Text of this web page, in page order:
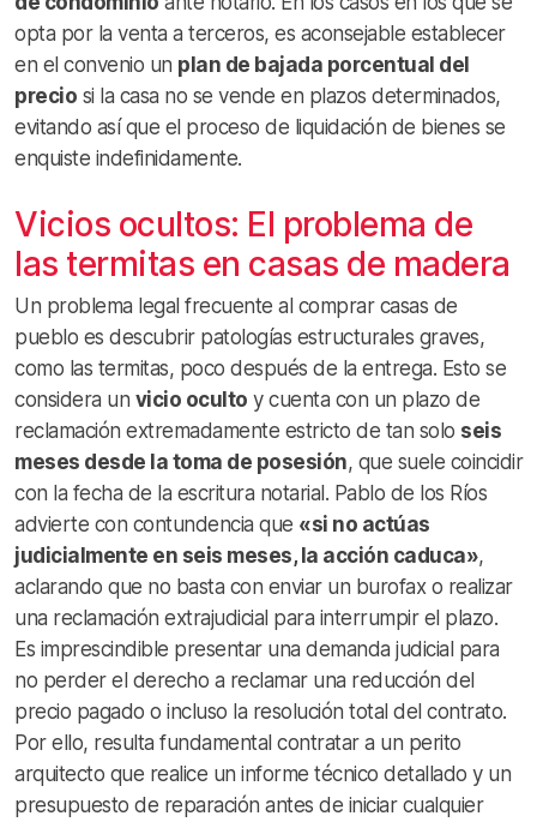
opta por la venta a terceros, es aconsejable establecer
en el convenio un plan de bajada porcentual del
precio si la casa no se vende en plazos determinados,
evitando así que el proceso de liquidación de bienes se
enquiste indefinidamente.
Vicios ocultos: El problema de
las termitas en casas de madera
Un problema legal frecuente al comprar casas de
pueblo es descubrir patologías estructurales graves,
como las termitas, poco después de la entrega. Esto se
considera un vicio oculto y cuenta con un plazo de
reclamación extremadamente estricto de tan solo seis
meses desde la toma de posesión, que suele coincidir
con la fecha de la escritura notarial. Pablo de los Ríos
advierte con contundencia que «si no actúas
judicialmente en seis meses, la acción caduca»,
aclarando que no basta con enviar un burofax o realizar
una reclamación extrajudicial para interrumpir el plazo.
Es imprescindible presentar una demanda judicial para
no perder el derecho a reclamar una reducción del
precio pagado o incluso la resolución total del contrato.
Por ello, resulta fundamental contratar a un perito
arquitecto que realice un informe técnico detallado y un
presupuesto de reparación antes de iniciar cualquier